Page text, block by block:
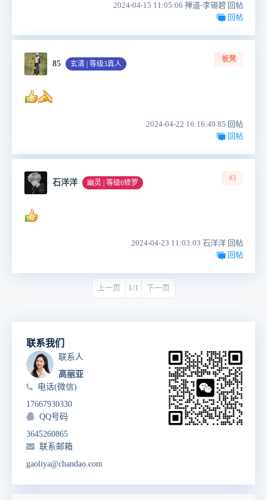
2024-04-15 11:05:06 禅道-李锡碧 回帖
回帖
85 玄清 | 等级3真人
板凳
2024-04-22 16:16:49 85 回帖
回帖
石洋洋 幽灵 | 等级6修罗
#3
2024-04-23 11:03:03 石洋洋 回帖
回帖
上一页 1/1 下一页
联系我们
联系人
高丽亚
电话(微信)
17667930330
QQ号码
3645260865
联系邮箱
gaoliya@chandao.com